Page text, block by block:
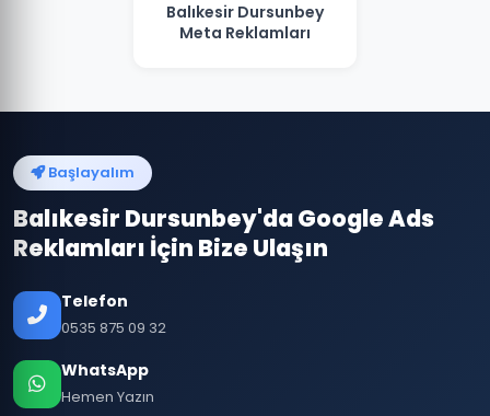
Balıkesir Dursunbey
Meta Reklamları
Başlayalım
Balıkesir Dursunbey'da Google Ads
Reklamları İçin Bize Ulaşın
Telefon
0535 875 09 32
WhatsApp
Hemen Yazın